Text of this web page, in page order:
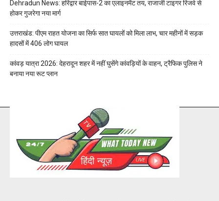
Dehradun News: हरिद्वार बाईपास-2 का एलाइनमेंट तय, राजाजी टाइगर रिजर्व से
होकर गुजरेगा नया मार्ग
उत्तराखंड: पीएम राहत योजना का सिर्फ सात घायलों को मिला लाभ, चार महीनों में सड़क
हादसों में 406 लोग घायल
कांवड़ यात्रा 2026: देहरादून शहर में नहीं घुसेंगे कांवड़ियों के वाहन, ट्रैफिक पुलिस ने
बनाया नया रूट प्लान